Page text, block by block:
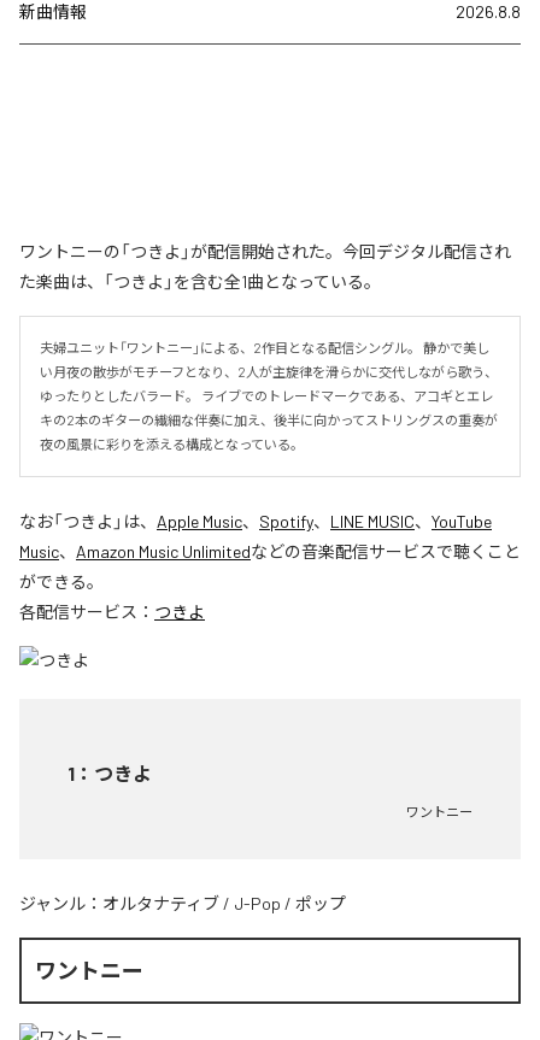
新曲情報 2026.8.8
ワントニーの「つきよ」が配信開始された。今回デジタル配信され
た楽曲は、「つきよ」を含む全1曲となっている。
夫婦ユニット「ワントニー」による、2作目となる配信シングル。 静かで美し
い月夜の散歩がモチーフとなり、2人が主旋律を滑らかに交代しながら歌う、
ゆったりとしたバラード。 ライブでのトレードマークである、アコギとエレ
キの2本のギターの繊細な伴奏に加え、後半に向かってストリングスの重奏が
夜の風景に彩りを添える構成となっている。
なお「つきよ 」は、 Apple Music、 Spotify、 LINE MUSIC、 YouTube
Music、 Amazon Music Unlimitedなどの音楽配信サービスで聴くこと
ができる。
各配信サービス： つきよ
1 ： つきよ
ワントニー
ジャンル： オルタナティブ / J-Pop / ポップ
ワントニー